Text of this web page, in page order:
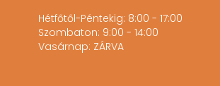
Hétfőtől-Péntekig: 8:00 - 17:00
Szombaton: 9:00 - 14:00
Vasárnap: ZÁRVA